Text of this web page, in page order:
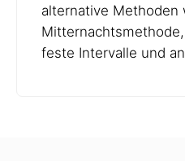
alternative Methoden
feste Intervalle und